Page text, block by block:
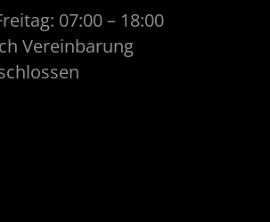
07:00 – 18:00
Vereinbarung